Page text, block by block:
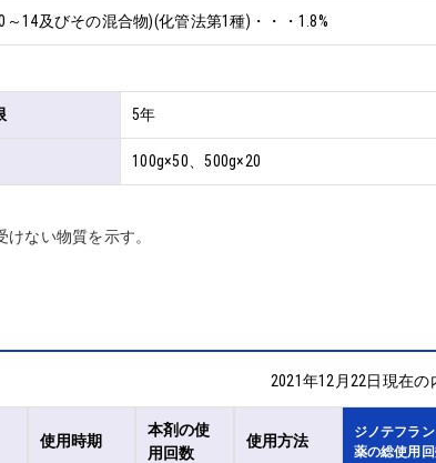
14及びその混合物)(化管法第1種)・・・1.8%
5年
100g×50、500g×20
ない物質を示す。
2021年12月22日現在の
使用時期
本剤の使
用回数
使用方法
ジノテフラ
薬の総使用